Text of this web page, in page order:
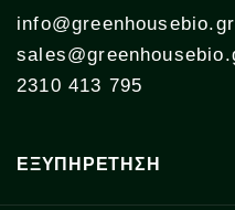
info@greenhousebio.gr
2310 413 795
ΕΞΥΠΗΡΕΤΗΣΗ